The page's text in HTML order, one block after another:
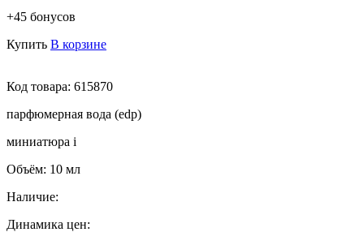
+45 бонусов
Купить В корзине
Код товара: 615870
парфюмерная вода (edp)
миниатюра i
Объём: 10 мл
Наличие:
Динамика цен: